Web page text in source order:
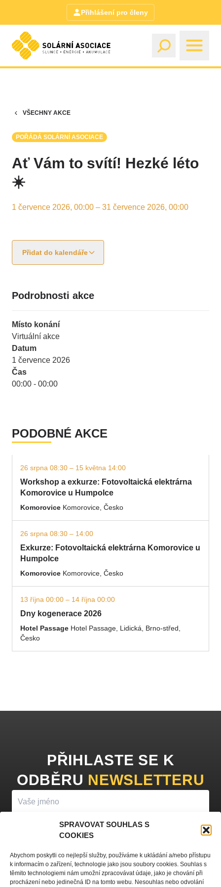
SPRAVOVAT SOUHLAS S
COOKIES
Abychom poskytli co nejlepší služby, používáme k ukládání a/nebo přístupu
k informacím o zařízení, technologie jako jsou soubory cookies. Souhlas s
těmito technologiemi nám umožní zpracovávat údaje, jako je chování při
procházení nebo jedinečná ID na tomto webu. Nesouhlas nebo odvolání
Přihlášení pro členy
VŠECHNY AKCE
POŘÁDÁ SOLÁRNÍ ASOCIACE
Ať Vám to svítí! Hezké léto
☀️
1 července 2026, 00:00 – 31 července 2026, 00:00
Přidat do kalendáře
Podrobnosti akce
Místo konání
Virtuální akce
Datum
1 července 2026
Čas
00:00 - 00:00
PODOBNÉ AKCE
26 srpna 08:30 – 15 května 14:00
Workshop a exkurze: Fotovoltaická elektrárna
Komorovice u Humpolce
Komorovice Komorovice, Česko
26 srpna 08:30 – 14:00
Exkurze: Fotovoltaická elektrárna Komorovice u
Humpolce
Komorovice Komorovice, Česko
13 října 00:00 – 14 října 00:00
Dny kogenerace 2026
Hotel Passage Hotel Passage, Lidická, Brno-střed,
Česko
PŘIHLASTE SE K
ODBĚRU NEWSLETTERU
Vyplněním vašeho jména a e-mailu souhlasíte sezpracováním
osobních údajůa zasíláním obchodních sdělení.